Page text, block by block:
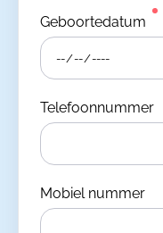
Geboortedatum
Telefoonnummer
Mobiel nummer